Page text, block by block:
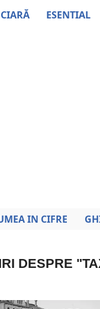
ESENTIAL
IN CIFRE
DESPRE